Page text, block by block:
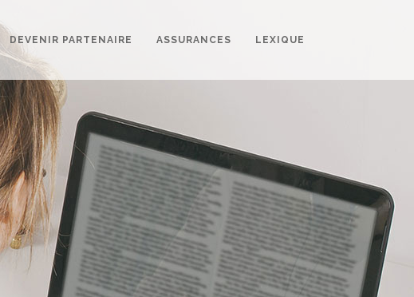
DEVENIR PARTENAIRE ASSURANCES LEXIQUE